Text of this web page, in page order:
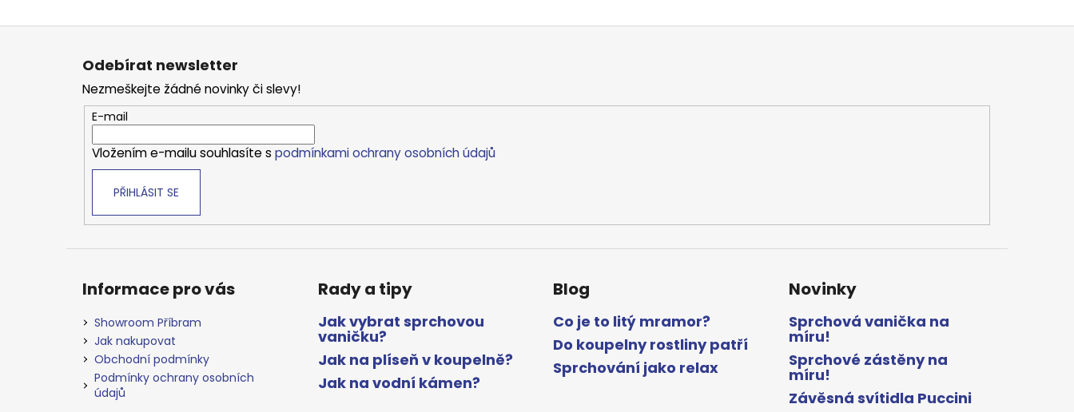
Z
Odebírat newsletter
Nezmeškejte žádné novinky či slevy!
E-mail
Vložením e-mailu souhlasíte s podmínkami ochrany osobních údajů
PŘIHLÁSIT SE
Informace pro vás
Showroom Příbram
Jak nakupovat
Obchodní podmínky
Podmínky ochrany osobních
údajů
Rady a tipy
Jak vybrat sprchovou
vaničku?
Jak na plíseň v koupelně?
Jak na vodní kámen?
Blog
Co je to litý mramor?
Do koupelny rostliny patří
Sprchování jako relax
Novinky
Sprchová vanička na
míru!
Sprchové zástěny na
míru!
Závěsná svítidla Puccini